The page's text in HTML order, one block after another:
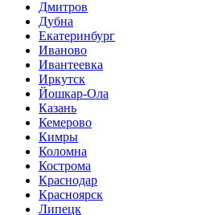
Дмитров
Дубна
Екатеринбург
Иваново
Ивантеевка
Иркутск
Йошкар-Ола
Казань
Кемерово
Кимры
Коломна
Кострома
Краснодар
Красноярск
Липецк